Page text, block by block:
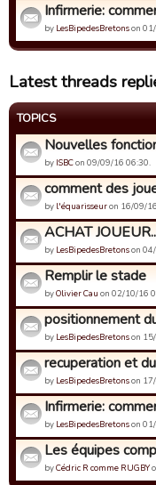
Infirmerie:
by LesBipedesBretonson
Latest threads
TOPICS
Nouvelles
by ISBCon 09/09/16 06:30.
comment des
by l'équarisseuron 16/09/
ACHAT
by LesBipedesBretonson
Remplir le stade
byOlivier Cau on 02/10/16
positionnement
by LesBipedesBretonson
recuperation et
by LesBipedesBretonson
Infirmerie:
by LesBipedesBretonson
Les équipes
byCédric R comme RUGBY